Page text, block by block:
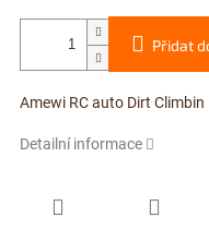
Přidat
Amewi RC auto Dirt
Detailní informace